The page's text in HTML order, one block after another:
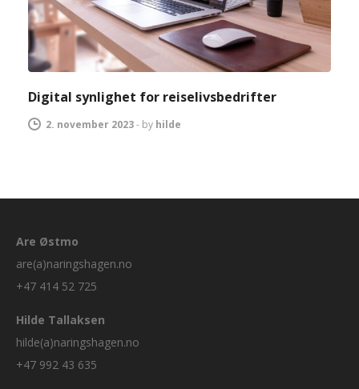
Digital synlighet for reiselivsbedrifter
2. november 2023- by hilde
Are Østmo
are(a)naringshagen.no
+47 414 52 725
Hilde Tallaksen
hilde(a)naringshagen.no
+47 992 43 635